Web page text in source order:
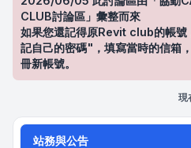
CLUB討論區」彙整而來
如果您還記得原Revit club的帳
記自己的密碼"，填寫當時的信箱
冊新帳號。
現
站務與公告